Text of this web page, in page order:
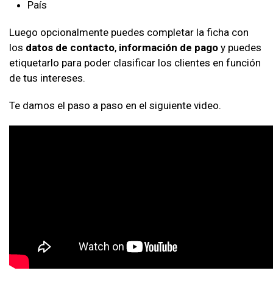
País
Luego opcionalmente puedes completar la ficha con
los datos de contacto, información de pago y puedes
etiquetarlo para poder clasificar los clientes en función
de tus intereses.
Te damos el paso a paso en el siguiente video.